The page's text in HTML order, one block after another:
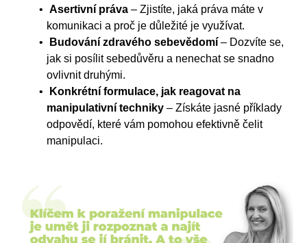
Asertivní práva– Zjistíte, jaká práva máte v
komunikaci a proč je důležité je využívat.
Budování zdravého sebevědomí– Dozvíte se,
jak si posílit sebedůvěru a nenechat se snadno
ovlivnit druhými.
Konkrétní formulace, jak reagovat na
manipulativní techniky – Získáte jasné příklady
odpovědí, které vám pomohou efektivně čelit
manipulaci.